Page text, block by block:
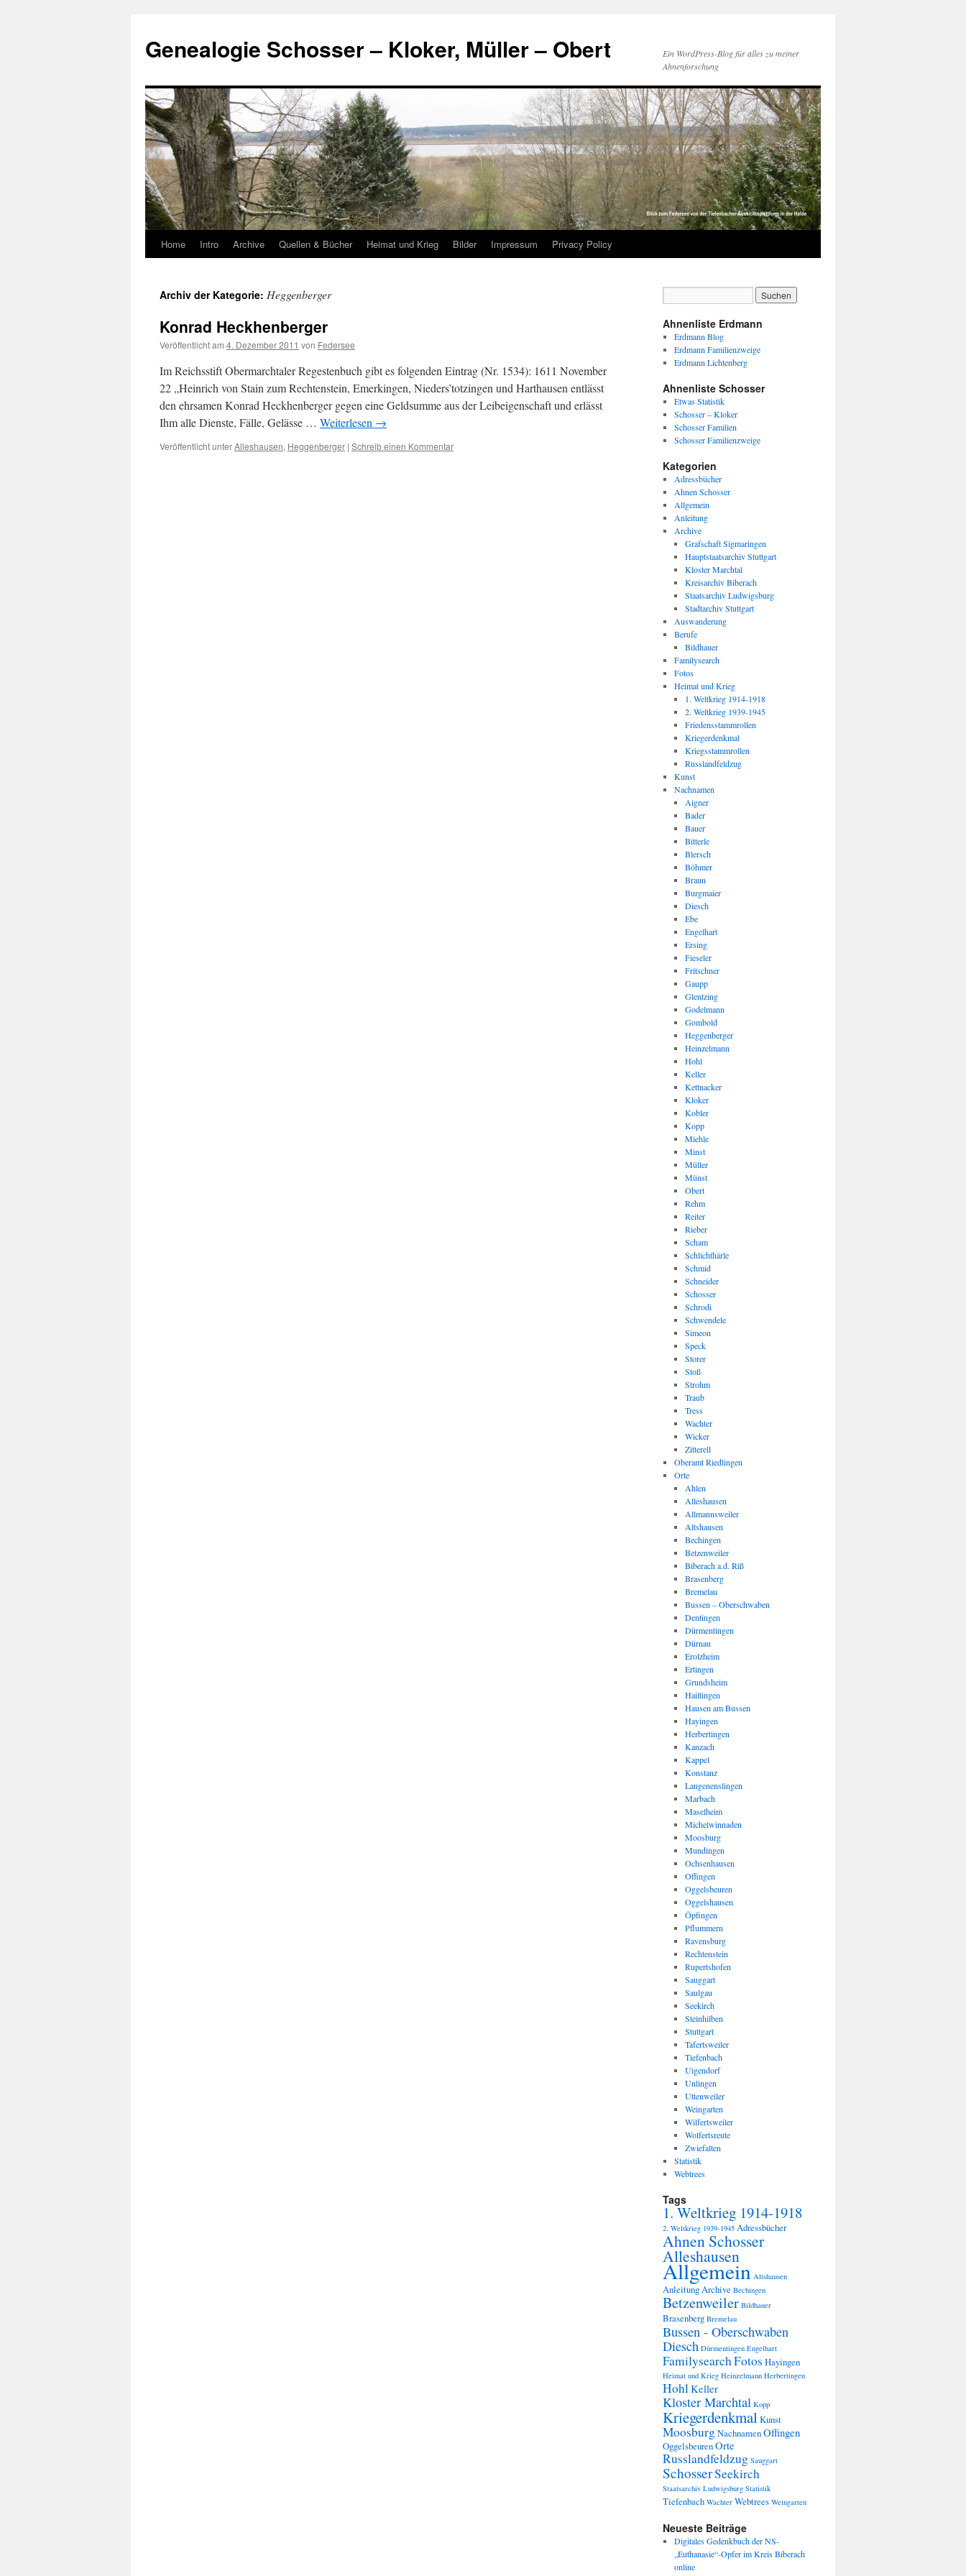
springen
Genealogie Schosser – Kloker, Müller – Obert
Ein WordPress-Blog für alles zu meiner
Ahnenforschung
Home Intro Archive Quellen & Bücher Heimat und Krieg Bilder Impressum Privacy Policy
Archiv der Kategorie: Heggenberger
Konrad Heckhenberger
Veröffentlicht am 4. Dezember 2011 von Federsee
Im Reichsstift Obermarchtaler Regestenbuch gibt es folgenden Eintrag (Nr. 1534): 1611 November
22 „Heinrich von Stain zum Rechtenstein, Emerkingen, Nieders’totzingen und Harthausen entlässt
den ehrsamen Konrad Heckhenberger gegen eine Geldsumme aus der Leibeigenschaft und erlässt
Ihm alle Dienste, Fälle, Gelässe … Weiterlesen →
Veröffentlicht unterAlleshausen, Heggenberger | Schreib einen Kommentar
Ahnenliste Erdmann
Erdmann Blog
Erdmann Familienzweige
Erdmann Lichtenberg
Ahnenliste Schosser
Etwas Statistik
Schosser – Kloker
Schosser Familien
Schosser Familienzweige
Kategorien
Adressbücher
Ahnen Schosser
Allgemein
Anleitung
Archive
Grafschaft Sigmaringen
Hauptstaatsarchiv Stuttgart
Kloster Marchtal
Kreisarchiv Biberach
Staatsarchiv Ludwigsburg
Stadtarchiv Stuttgart
Auswanderung
Berufe
Bildhauer
Familysearch
Fotos
Heimat und Krieg
1. Weltkrieg 1914-1918
2. Weltkrieg 1939-1945
Friedensstammrollen
Kriegerdenkmal
Kriegsstammrollen
Russlandfeldzug
Kunst
Nachnamen
Aigner
Bader
Bauer
Bitterle
Blersch
Böhmer
Braun
Burgmaier
Diesch
Ebe
Engelhart
Ersing
Fieseler
Fritschner
Gaupp
Glentzing
Godelmann
Gombold
Heggenberger
Heinzelmann
Hohl
Keller
Kettnacker
Kloker
Kobler
Kopp
Miehle
Minst
Müller
Münst
Obert
Rehm
Reiter
Rieber
Scham
Schlichthärle
Schmid
Schneider
Schosser
Schrodi
Schwendele
Simeon
Speck
Storer
Stoß
Strohm
Traub
Tress
Wachter
Wicker
Zitterell
Oberamt Riedlingen
Orte
Ahlen
Alleshausen
Allmannsweiler
Altshausen
Bechingen
Betzenweiler
Biberach a.d. Riß
Brasenberg
Bremelau
Bussen – Oberschwaben
Dentingen
Dürmentingen
Dürnau
Erolzheim
Ertingen
Grundsheim
Hailtingen
Hausen am Bussen
Hayingen
Herbertingen
Kanzach
Kappel
Konstanz
Langenenslingen
Marbach
Maselheim
Michelwinnaden
Moosburg
Mundingen
Ochsenhausen
Offingen
Oggelsbeuren
Oggelshausen
Öpfingen
Pflummern
Ravensburg
Rechtenstein
Rupertshofen
Sauggart
Saulgau
Seekirch
Steinhilben
Stuttgart
Tafertsweiler
Tiefenbach
Uigendorf
Unlingen
Uttenweiler
Weingarten
Wilfertsweiler
Wolfertsreute
Zwiefalten
Statistik
Webtrees
Tags
1. Weltkrieg 1914-1918
2. Weltkrieg 1939-1945 Adressbücher
Ahnen Schosser
Alleshausen
Allgemein Altshausen
AnleitungArchive Bechingen
Betzenweiler Bildhauer
Brasenberg Bremelau
Bussen - Oberschwaben
Diesch Dürmentingen Engelhart
FamilysearchFotos Hayingen
Heimat und Krieg Heinzelmann Herbertingen
HohlKeller
Kloster Marchtal Kopp
KriegerdenkmalKunst
MoosburgNachnamenOffingen
OggelsbeurenOrte
Russlandfeldzug Sauggart
SchosserSeekirch
Staatsarchiv Ludwigsburg Statistik
Tiefenbach Wachter Webtrees Weingarten
Neueste Beiträge
Digitales Gedenkbuch der NS-
„Euthanasie“-Opfer im Kreis Biberach
online